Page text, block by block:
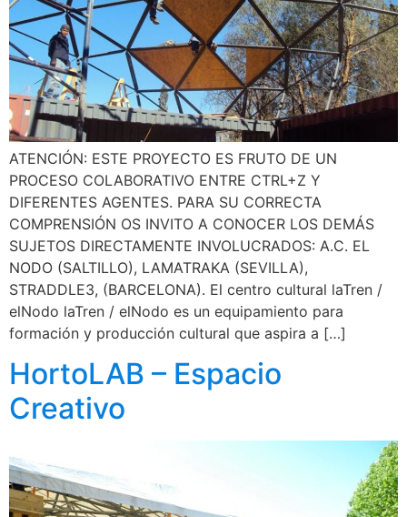
ATENCIÓN: ESTE PROYECTO ES FRUTO DE UN
PROCESO COLABORATIVO ENTRE CTRL+Z Y
DIFERENTES AGENTES. PARA SU CORRECTA
COMPRENSIÓN OS INVITO A CONOCER LOS DEMÁS
SUJETOS DIRECTAMENTE INVOLUCRADOS: A.C. EL
NODO (SALTILLO), LAMATRAKA (SEVILLA),
STRADDLE3, (BARCELONA). El centro cultural laTren /
elNodo laTren / elNodo es un equipamiento para
formación y producción cultural que aspira a […]
HortoLAB – Espacio
Creativo